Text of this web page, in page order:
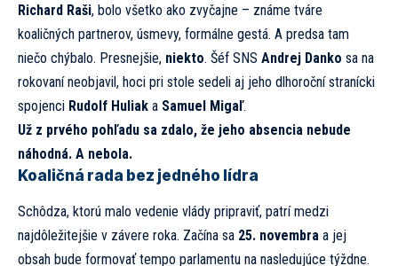
Richard Raši, bolo všetko ako zvyčajne – známe tváre
koaličných partnerov, úsmevy, formálne gestá. A predsa tam
niečo chýbalo. Presnejšie, niekto. Šéf SNS Andrej Danko sa na
rokovaní neobjavil, hoci pri stole sedeli aj jeho dlhoroční stranícki
spojenci Rudolf Huliak a Samuel Migaľ.
Už z prvého pohľadu sa zdalo, že jeho absencia nebude
náhodná. A nebola.
Koaličná rada bez jedného lídra
Schôdza, ktorú malo vedenie vlády pripraviť, patrí medzi
najdôležitejšie v závere roka. Začína sa 25. novembra a jej
obsah bude formovať tempo parlamentu na nasledujúce týždne.